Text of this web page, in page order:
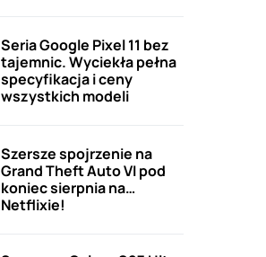
Seria Google Pixel 11 bez
tajemnic. Wyciekła pełna
specyfikacja i ceny
wszystkich modeli
Szersze spojrzenie na
Grand Theft Auto VI pod
koniec sierpnia na…
Netflixie!